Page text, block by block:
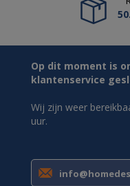
Op dit moment is
klantenservice
Wij zijn weer
uur.